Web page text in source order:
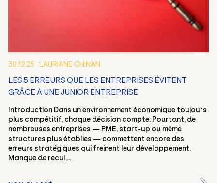
EN FR
30.12.25 LAURIANE CHINAN
LES 5 ERREURS QUE LES ENTREPRISES ÉVITENT
GRÂCE À UNE JUNIOR ENTREPRISE
Introduction Dans un environnement économique toujours
plus compétitif, chaque décision compte. Pourtant, de
nombreuses entreprises — PME, start-up ou même
structures plus établies — commettent encore des
erreurs stratégiques qui freinent leur développement.
Manque de recul,...